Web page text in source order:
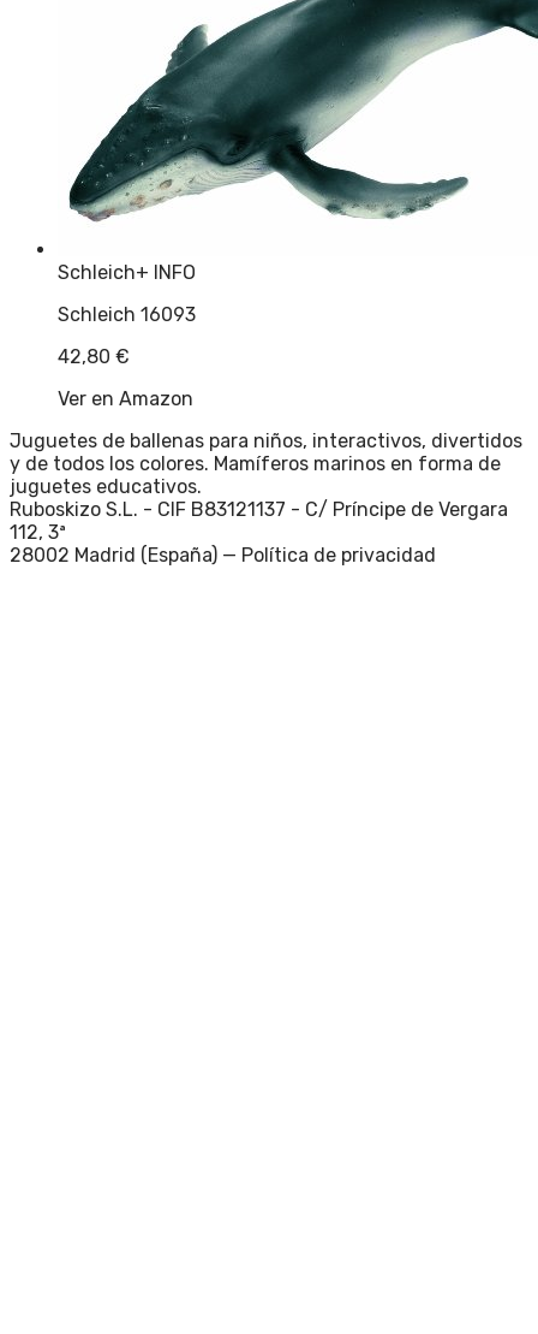
Schleich+ INFO
Schleich 16093
42,80 €
Ver en Amazon
Juguetes de ballenas para niños, interactivos, divertidos
y de todos los colores. Mamíferos marinos en forma de
juguetes educativos.
Ruboskizo S.L. - CIF B83121137 - C/ Príncipe de Vergara
112, 3ª
28002 Madrid (España) — Política de privacidad